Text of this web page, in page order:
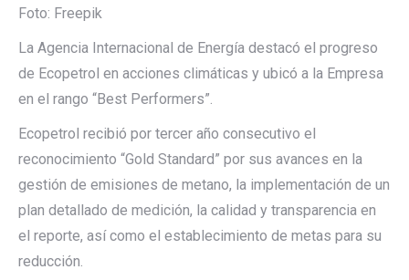
Foto: Freepik
La Agencia Internacional de Energía destacó el progreso
de Ecopetrol en acciones climáticas y ubicó a la Empresa
en el rango “Best Performers”.
Ecopetrol recibió por tercer año consecutivo el
reconocimiento “Gold Standard” por sus avances en la
gestión de emisiones de metano, la implementación de un
plan detallado de medición, la calidad y transparencia en
el reporte, así como el establecimiento de metas para su
reducción.